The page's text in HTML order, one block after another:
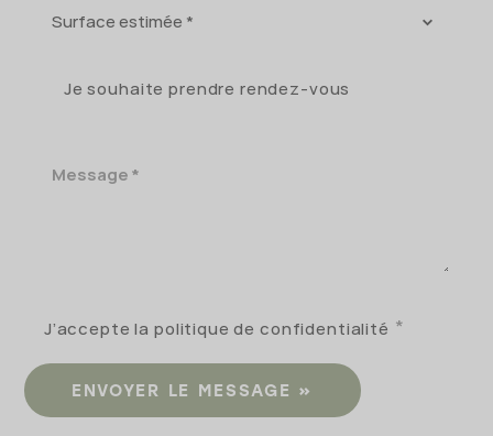
Surface
Je souhaite prendre rendez-vous
Message
J’accepte la politique de confidentialité
ENVOYER LE MESSAGE